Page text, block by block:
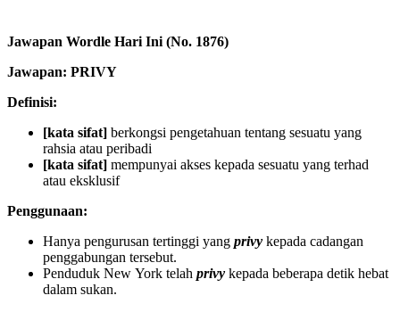
Jawapan Wordle Hari Ini (No. 1876)
Jawapan: PRIVY
Definisi:
[kata sifat] berkongsi pengetahuan tentang sesuatu yang
rahsia atau peribadi
[kata sifat] mempunyai akses kepada sesuatu yang terhad
atau eksklusif
Penggunaan:
Hanya pengurusan tertinggi yang privy kepada cadangan
penggabungan tersebut.
Penduduk New York telah privy kepada beberapa detik hebat
dalam sukan.